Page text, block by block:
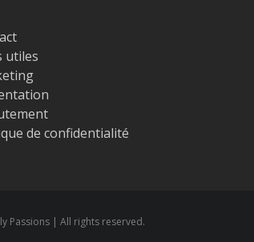
utiles
de confidentialité
Passions | All rights reserved.